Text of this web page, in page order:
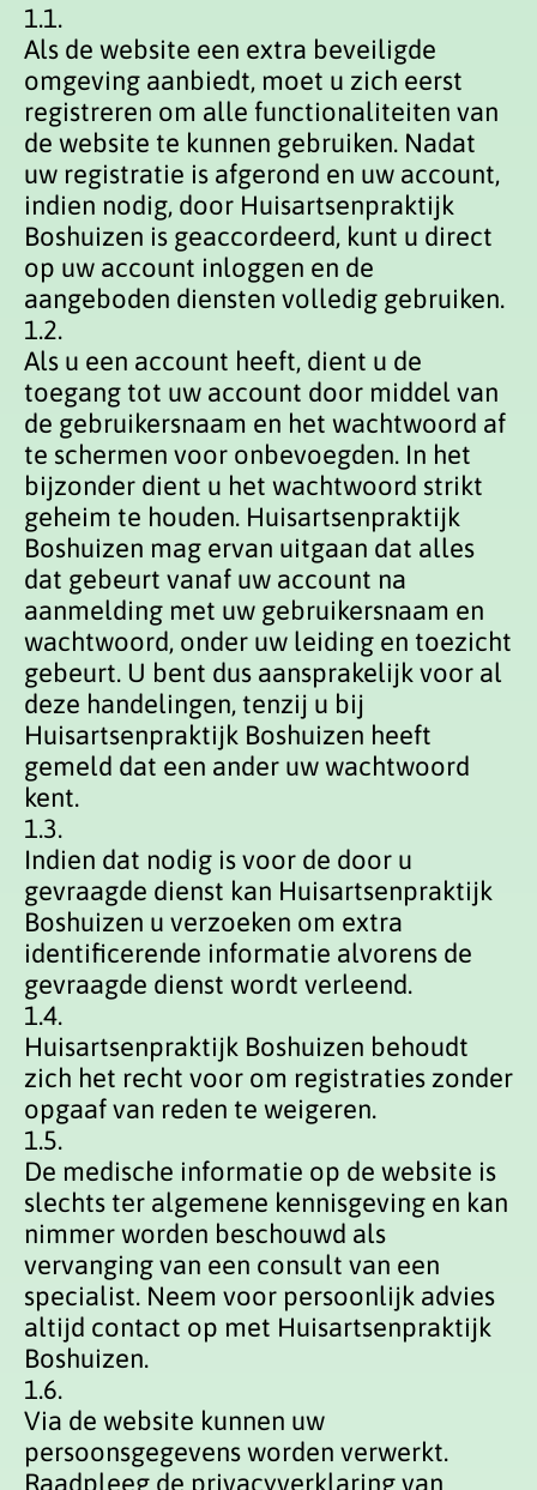
1.1.
Als de website een extra beveiligde
omgeving aanbiedt, moet u zich eerst
registreren om alle functionaliteiten van
de website te kunnen gebruiken. Nadat
uw registratie is afgerond en uw account,
indien nodig, door Huisartsenpraktijk
Boshuizen is geaccordeerd, kunt u direct
op uw account inloggen en de
aangeboden diensten volledig gebruiken.
1.2.
Als u een account heeft, dient u de
toegang tot uw account door middel van
de gebruikersnaam en het wachtwoord af
te schermen voor onbevoegden. In het
bijzonder dient u het wachtwoord strikt
geheim te houden. Huisartsenpraktijk
Boshuizen mag ervan uitgaan dat alles
dat gebeurt vanaf uw account na
aanmelding met uw gebruikersnaam en
wachtwoord, onder uw leiding en toezicht
gebeurt. U bent dus aansprakelijk voor al
deze handelingen, tenzij u bij
Huisartsenpraktijk Boshuizen heeft
gemeld dat een ander uw wachtwoord
kent.
1.3.
Indien dat nodig is voor de door u
gevraagde dienst kan Huisartsenpraktijk
Boshuizen u verzoeken om extra
identificerende informatie alvorens de
gevraagde dienst wordt verleend.
1.4.
Huisartsenpraktijk Boshuizen behoudt
zich het recht voor om registraties zonder
opgaaf van reden te weigeren.
1.5.
De medische informatie op de website is
slechts ter algemene kennisgeving en kan
nimmer worden beschouwd als
vervanging van een consult van een
specialist. Neem voor persoonlijk advies
altijd contact op met Huisartsenpraktijk
Boshuizen.
1.6.
Via de website kunnen uw
persoonsgegevens worden verwerkt.
Raadpleeg de privacyverklaring van